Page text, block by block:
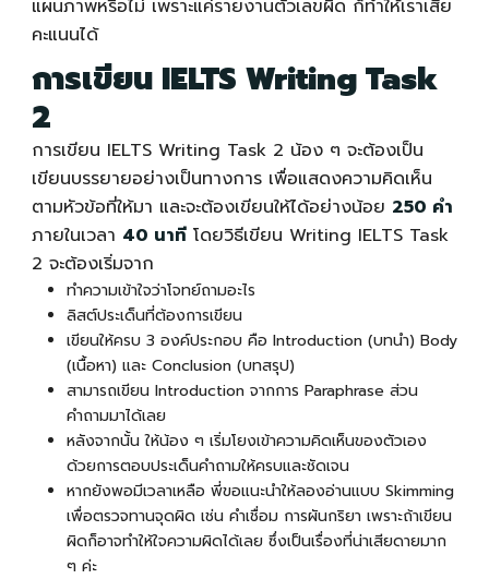
แผนภาพหรือไม่ เพราะแค่รายงานตัวเลขผิด ก็ทำให้เราเสีย
คะแนนได้
การเขียน IELTS WritingTask
2
การเขียน IELTS Writing Task 2 น้อง ๆ จะต้องเป็น
เขียนบรรยายอย่างเป็นทางการ เพื่อแสดงความคิดเห็น
ตามหัวข้อที่ให้มา และจะต้องเขียนให้ได้อย่างน้อย 250 คำ
ภายในเวลา 40 นาทีโดยวิธีเขียน Writing IELTS Task
2 จะต้องเริ่มจาก
ทำความเข้าใจว่าโจทย์ถามอะไร
ลิสต์ประเด็นที่ต้องการเขียน
เขียนให้ครบ 3 องค์ประกอบ คือ Introduction (บทนำ) Body
(เนื้อหา) และ Conclusion (บทสรุป)
สามารถเขียน Introduction จากการ Paraphrase ส่วน
คำถามมาได้เลย
หลังจากนั้น ให้น้อง ๆ เริ่มโยงเข้าความคิดเห็นของตัวเอง
ด้วยการตอบประเด็นคำถามให้ครบและชัดเจน
หากยังพอมีเวลาเหลือ พี่ขอแนะนำให้ลองอ่านแบบ Skimming
เพื่อตรวจทานจุดผิด เช่น คำเชื่อม การผันกริยา เพราะถ้าเขียน
ผิดก็อาจทำให้ใจความผิดได้เลย ซึ่งเป็นเรื่องที่น่าเสียดายมาก
ๆ ค่ะ